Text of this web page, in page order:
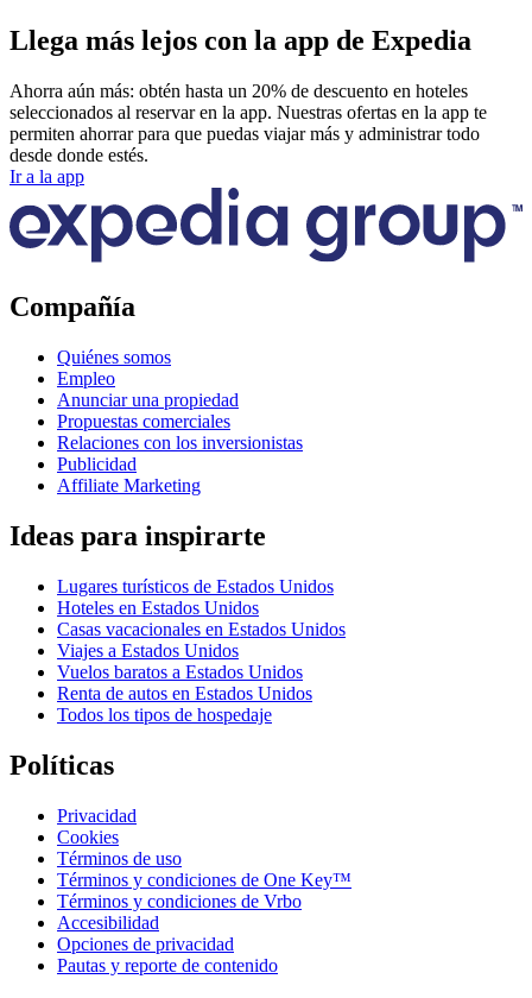
Llega más lejos con la app de Expedia
Ahorra aún más: obtén hasta un 20% de descuento en hoteles
seleccionados al reservar en la app. Nuestras ofertas en la app te
permiten ahorrar para que puedas viajar más y administrar todo
desde donde estés.
Ir a la app
Compañía
Quiénes somos
Empleo
Anunciar una propiedad
Propuestas comerciales
Relaciones con los inversionistas
Publicidad
Affiliate Marketing
Ideas para inspirarte
Lugares turísticos de Estados Unidos
Hoteles en Estados Unidos
Casas vacacionales en Estados Unidos
Viajes a Estados Unidos
Vuelos baratos a Estados Unidos
Renta de autos en Estados Unidos
Todos los tipos de hospedaje
Políticas
Privacidad
Cookies
Términos de uso
Términos y condiciones de One Key™
Términos y condiciones de Vrbo
Accesibilidad
Opciones de privacidad
Pautas y reporte de contenido